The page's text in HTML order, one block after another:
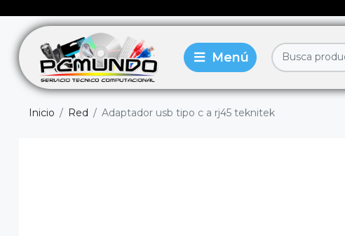
Inicio Red Adaptador usb tipo c a rj45 teknitek